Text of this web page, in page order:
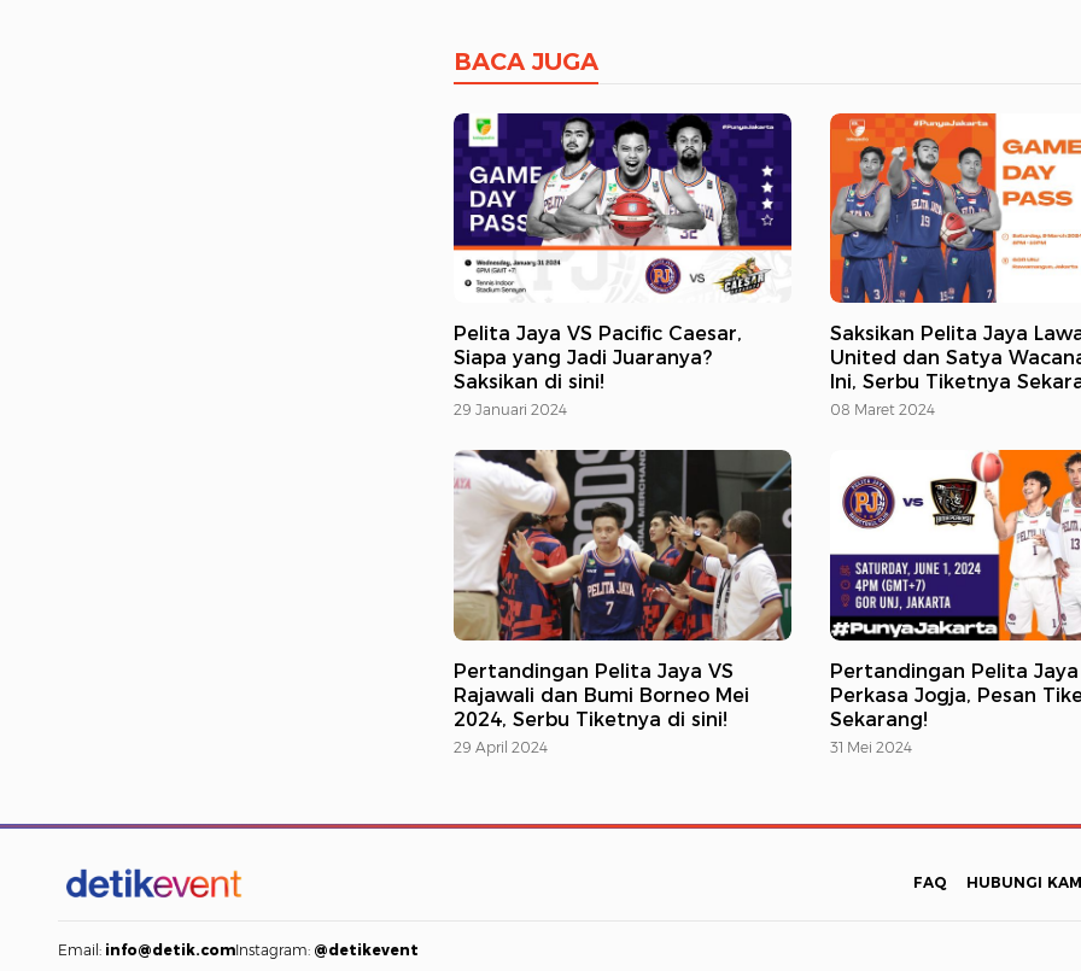
BACA JUGA
Pelita Jaya VS Pacific Caesar,
Siapa yang Jadi Juaranya?
Saksikan di sini!
29 Januari 2024
Saksikan Pelita Jaya
United dan Satya
Ini, Serbu Tiketnya
08 Maret 2024
Pertandingan Pelita Jaya VS
Rajawali dan Bumi Borneo Mei
2024, Serbu Tiketnya di sini!
29 April 2024
Pertandingan Pelita Jaya
Perkasa Jogja, Pesan
Sekarang!
31 Mei 2024
FAQ HUBUNGI
Email: info@detik.comInstagram: @detikevent